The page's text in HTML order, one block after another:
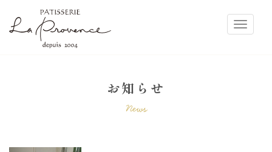
お知らせ
News